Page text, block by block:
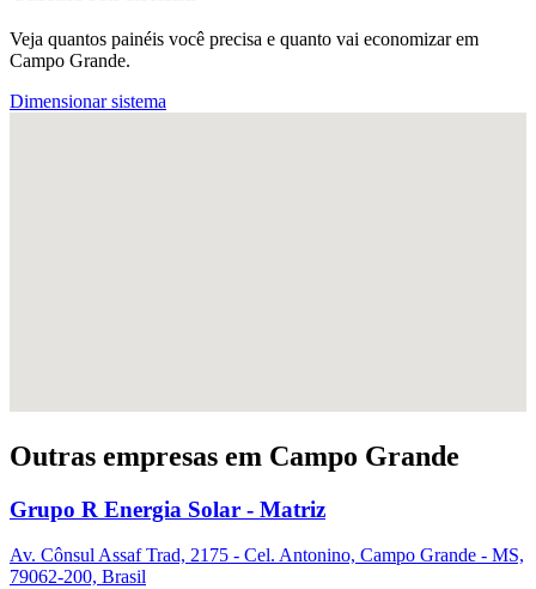
Veja quantos painéis você precisa e quanto vai economizar em
Campo Grande.
Dimensionar sistema
Outras empresas em Campo Grande
Grupo R Energia Solar - Matriz
Av. Cônsul Assaf Trad, 2175 - Cel. Antonino, Campo Grande - MS,
79062-200, Brasil